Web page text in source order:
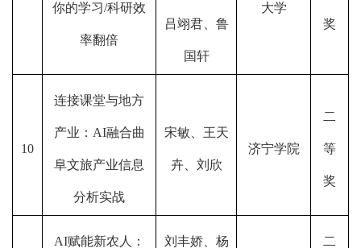
你的学习/科研效
率翻倍
吕翊君、鲁
国轩
大学
奖
10
连接课堂与地方
产业：AI融合曲
阜文旅产业信息
分析实战
宋敏、王天
卉、刘欣
济宁学院
二
等
奖
AI赋能新农人： 刘丰娇、杨 二